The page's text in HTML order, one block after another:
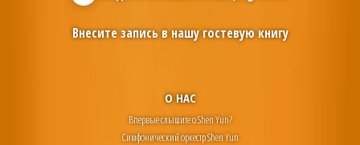
О НАС
Впервые слышите о Shen Yun?
Симфонический оркестр Shen Yun
Внесите запись в нашу гостевую книгу